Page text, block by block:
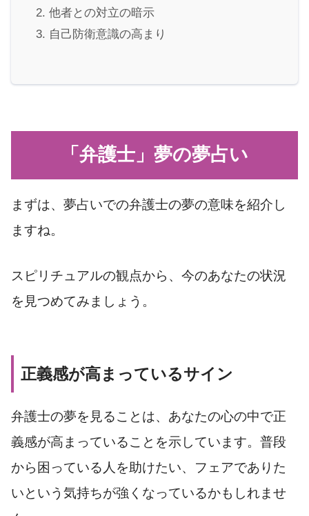
他者との対立の暗示
自己防衛意識の高まり
「弁護士」夢の夢占い
まずは、夢占いでの弁護士の夢の意味を紹介し
ますね。
スピリチュアルの観点から、今のあなたの状況
を見つめてみましょう。
正義感が高まっているサイン
弁護士の夢を見ることは、あなたの心の中で正
義感が高まっていることを示しています。普段
から困っている人を助けたい、フェアでありた
いという気持ちが強くなっているかもしれませ